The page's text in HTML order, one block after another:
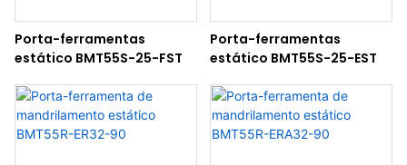
Porta-ferramentas
estático BMT55S-25-FST
Porta-ferramentas
estático BMT55S-25-EST